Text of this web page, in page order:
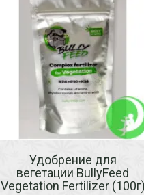
Удобрение для
вегетации BullyFeed
Vegetation Fertilizer